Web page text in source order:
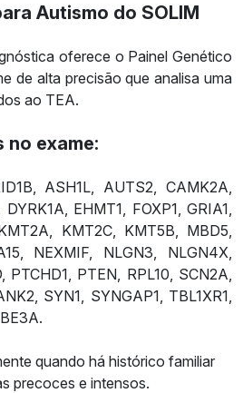
Autismo do SOLIM
oferece o Painel Genético
de alta precisão que analisa uma
ao TEA.
no exame:
ASH1L, AUTS2, CAMK2A,
EHMT1, FOXP1, GRIA1,
KMT2C, KMT5B, MBD5,
NEXMIF, NLGN3, NLGN4X,
PTCHD1, PTEN, RPL10, SCN2A,
SYN1, SYNGAP1, TBL1XR1,
quando há histórico familiar
precoces e intensos.